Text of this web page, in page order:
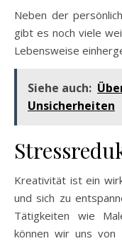
Neben der
gibt es noch viele
Lebensweise
Siehe auch:
Unsicherheiten
Kreativität ist ein
und sich zu
Tätigkeiten wie
können wir uns von